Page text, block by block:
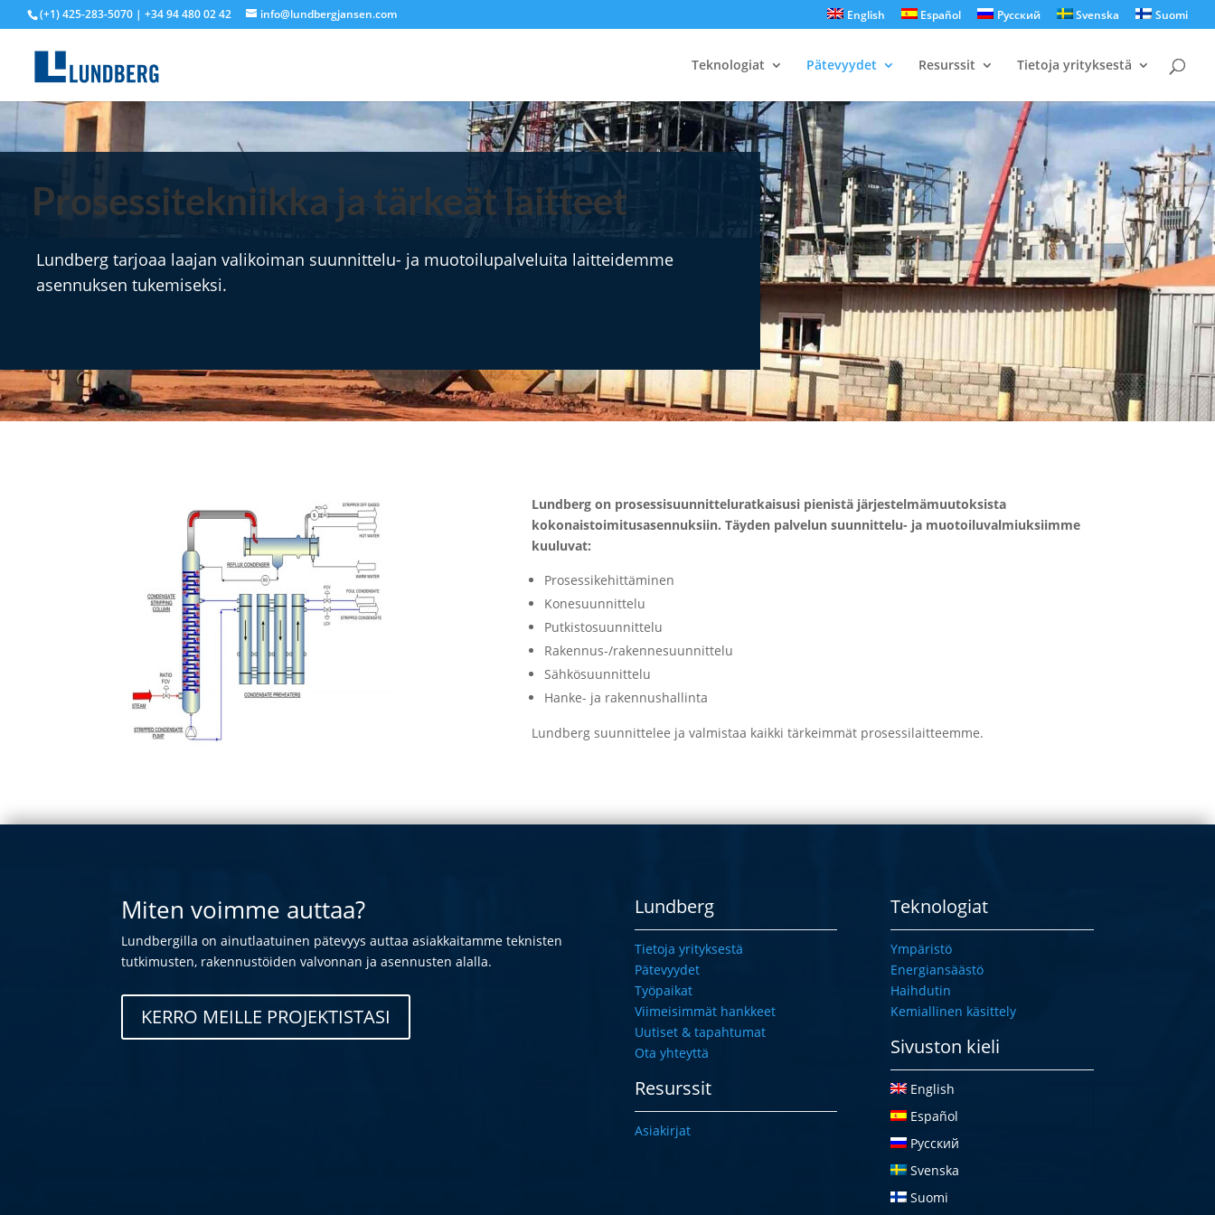
(+1) 425-283-5070 | +34 94 480 02 42 info@lundbergjansen.com English Español Русский Svenska Suomi
Teknologiat Pätevyydet Resurssit Tietoja yrityksestä
Prosessitekniikka ja tärkeät laitteet
Lundberg tarjoaa laajan valikoiman suunnittelu- ja muotoilupalveluita laitteidemme
asennuksen tukemiseksi.
Lundberg on prosessisuunnitteluratkaisusi pienistä järjestelmämuutoksista
kokonaistoimitusasennuksiin. Täyden palvelun suunnittelu- ja muotoiluvalmiuksiimme
kuuluvat:
Prosessikehittäminen
Konesuunnittelu
Putkistosuunnittelu
Rakennus-/rakennesuunnittelu
Sähkösuunnittelu
Hanke- ja rakennushallinta
Lundberg suunnittelee ja valmistaa kaikki tärkeimmät prosessilaitteemme.
Miten voimme auttaa?
Lundbergilla on ainutlaatuinen pätevyys auttaa asiakkaitamme teknisten
tutkimusten, rakennustöiden valvonnan ja asennusten alalla.
KERRO MEILLE PROJEKTISTASI
Lundberg
Tietoja yrityksestä
Pätevyydet
Työpaikat
Viimeisimmät hankkeet
Uutiset & tapahtumat
Ota yhteyttä
Resurssit
Asiakirjat
Teknologiat
Ympäristö
Energiansäästö
Haihdutin
Kemiallinen käsittely
Sivuston kieli
English
Español
Русский
Svenska
Suomi